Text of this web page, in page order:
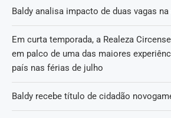
Baldy analisa impacto de duas vagas
Em curta temporada, a Realeza
em palco de uma das maiores
país nas férias de julho
Baldy recebe título de cidadão